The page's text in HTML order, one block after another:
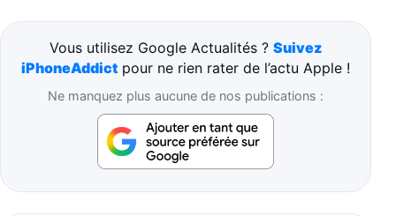
Vous utilisez Google Actualités ? Suivez
iPhoneAddict pour ne rien rater de l’actu Apple !
Ne manquez plus aucune de nos publications :